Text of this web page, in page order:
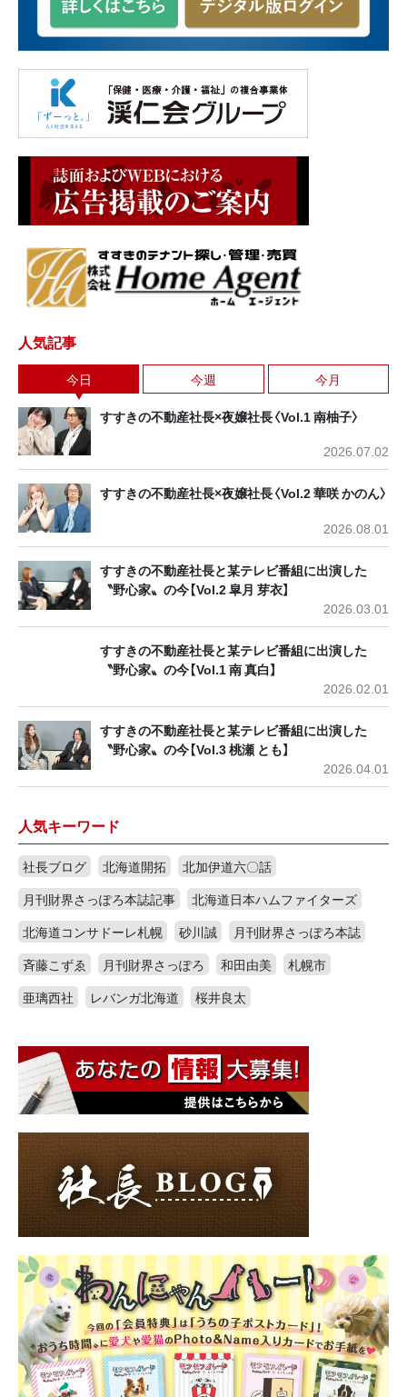
人気記事
今日 今週 今月
すすきの不動産社長×夜嬢社長〈Vol.1 南柚子〉
2026.07.02
すすきの不動産社長×夜嬢社長〈Vol.2 華咲 かのん〉
2026.08.01
すすきの不動産社長と某テレビ番組に出演した
〝野心家〟の今【Vol.2 皐月 芽衣】
2026.03.01
すすきの不動産社長と某テレビ番組に出演した
〝野心家〟の今【Vol.1 南 真白】
2026.02.01
すすきの不動産社長と某テレビ番組に出演した
〝野心家〟の今【Vol.3 桃瀬 とも】
2026.04.01
人気キーワード
社長ブログ 北海道開拓
北加伊道六〇話
月刊財界さっぽろ本誌記事
北海道日本ハムファイターズ
北海道コンサドーレ札幌
砂川誠
月刊財界さっぽろ本誌
斉藤こずゑ
月刊財界さっぽろ 和田由美
札幌市
亜璃西社
レバンガ北海道 桜井良太